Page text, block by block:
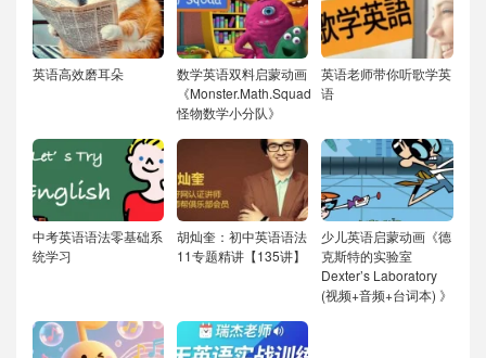
英语高效磨耳朵
数学英语双料启蒙动画
《Monster.Math.Squad
怪物数学小分队》
英语老师带你听歌学英
语
中考英语语法零基础系
统学习
胡灿奎：初中英语语法
11专题精讲【135讲】
少儿英语启蒙动画《德
克斯特的实验室
Dexter’s Laboratory
(视频+音频+台词本) 》